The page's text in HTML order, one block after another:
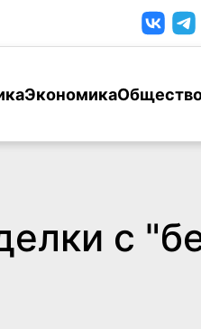
Экономика
с